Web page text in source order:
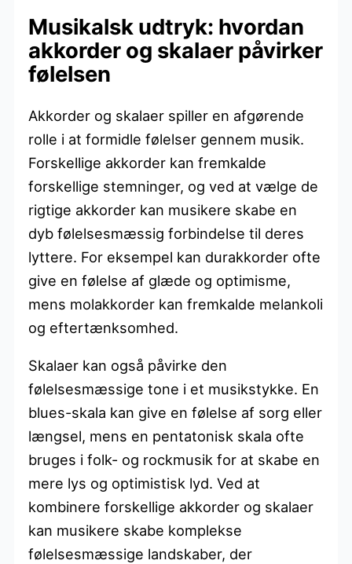
Musikalsk udtryk: hvordan
akkorder og skalaer påvirker
følelsen
Akkorder og skalaer spiller en afgørende
rolle i at formidle følelser gennem musik.
Forskellige akkorder kan fremkalde
forskellige stemninger, og ved at vælge de
rigtige akkorder kan musikere skabe en
dyb følelsesmæssig forbindelse til deres
lyttere. For eksempel kan durakkorder ofte
give en følelse af glæde og optimisme,
mens molakkorder kan fremkalde melankoli
og eftertænksomhed.
Skalaer kan også påvirke den
følelsesmæssige tone i et musikstykke. En
blues-skala kan give en følelse af sorg eller
længsel, mens en pentatonisk skala ofte
bruges i folk- og rockmusik for at skabe en
mere lys og optimistisk lyd. Ved at
kombinere forskellige akkorder og skalaer
kan musikere skabe komplekse
følelsesmæssige landskaber, der